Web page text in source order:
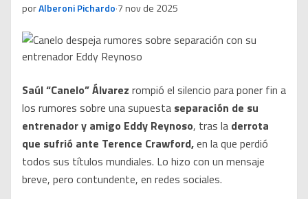
porAlberoni Pichardo·7 nov de 2025
Saúl “Canelo” Álvarez rompió el silencio para poner fin a
los rumores sobre una supuesta separación de su
entrenador y amigo Eddy Reynoso, tras la derrota
que sufrió ante Terence Crawford,en la que perdió
todos sus títulos mundiales. Lo hizo con un mensaje
breve, pero contundente, en redes sociales.